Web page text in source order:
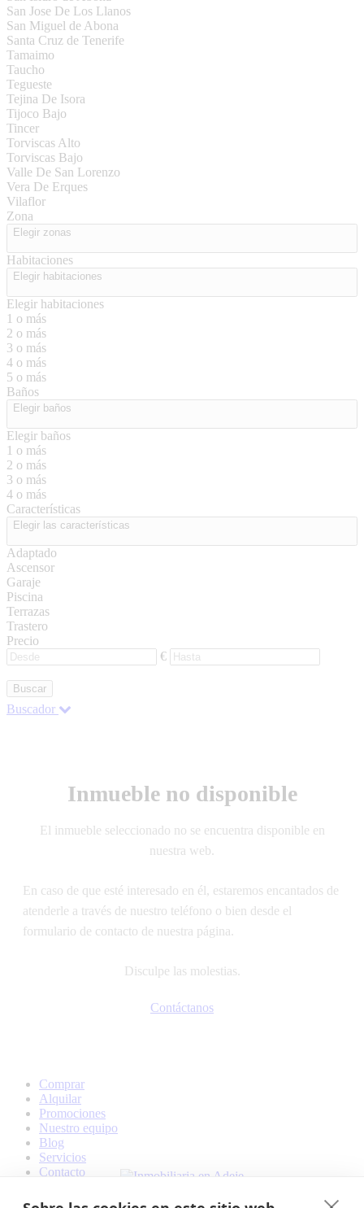
San Jose De Los Llanos
San Miguel de Abona
Santa Cruz de Tenerife
Tamaimo
Taucho
Tegueste
Tejina De Isora
Tijoco Bajo
Tincer
Torviscas Alto
Torviscas Bajo
Valle De San Lorenzo
Vera De Erques
Vilaflor
Zona
Elegir zonas
Habitaciones
Elegir habitaciones
Elegir habitaciones
1 o más
2 o más
3 o más
4 o más
5 o más
Baños
Elegir baños
Elegir baños
1 o más
2 o más
3 o más
4 o más
Características
Elegir las características
Adaptado
Ascensor
Garaje
Piscina
Terrazas
Trastero
Precio
€
Buscar
Buscador
Inmueble no disponible
El inmueble seleccionado no se encuentra disponible en
nuestra web.
En caso de que esté interesado en él, estaremos encantados de
atenderle a través de nuestro teléfono o bien desde el
formulario de contacto de nuestra página.
Disculpe las molestias.
Contáctanos
Comprar
Alquilar
Promociones
Nuestro equipo
Blog
Servicios
Contacto